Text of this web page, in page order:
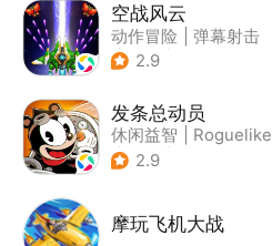
空战风云
动作冒险
弹幕射击
| 科幻
2.9
发条总动员
休闲益智
Roguelike
| 冒险
2.9
摩玩飞机大战